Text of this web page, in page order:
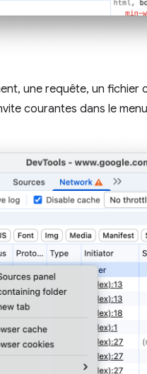
une requête, un fichier
courantes dans le